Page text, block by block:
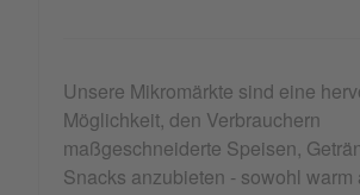
Unsere Mikromärkte sind eine
Möglichkeit, den Verbrauchern
maßgeschneiderte Speisen,
Snacks anzubieten - sowohl warm